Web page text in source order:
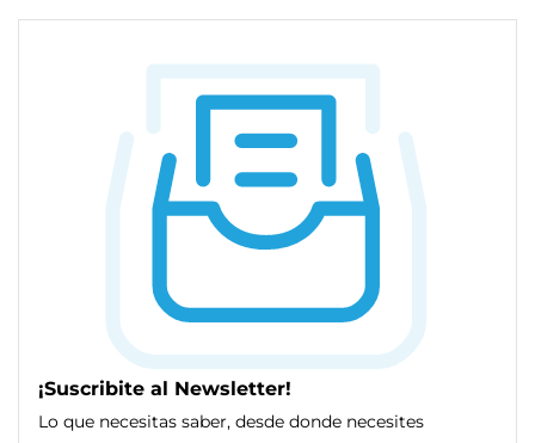
¡Suscribite al Newsletter!
Lo que necesitas saber, desde donde necesites